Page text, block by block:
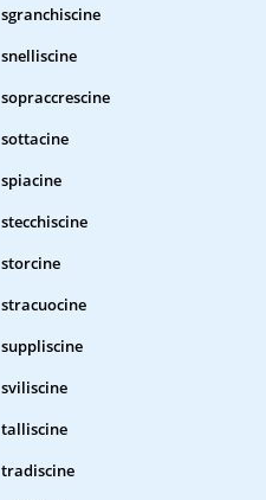
sgranchiscine
snelliscine
sopraccrescine
sottacine
spiacine
stecchiscine
storcine
stracuocine
suppliscine
sviliscine
talliscine
tradiscine